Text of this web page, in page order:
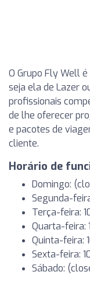
O Grupo Fly Well
seja ela de Lazer
profissionais
de lhe oferecer
e pacotes de
cliente.
Horário de
Domingo:
Segunda-
Terça-feira:
Quarta-feira:
Quinta-feira:
Sexta-feira:
Sábado: